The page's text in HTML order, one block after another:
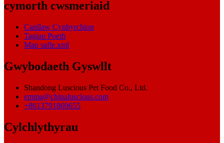
cymorth cwsmeriaid
Canllaw Cynhyrchion
Tagiau Poeth
Map safle.xml
Gwybodaeth Gyswllt
Shandong Luscious Pet Food Co., Ltd.
emma@chinaluscious.com
+8613791869655
Cylchlythyrau